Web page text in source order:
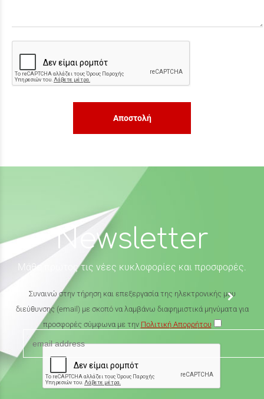
Αποστολή
Newsletter
Μάθε πρώτος τις νέες κυκλοφορίες και προσφορές.
Συναινώ στην τήρηση και επεξεργασία της ηλεκτρονικής μου
διεύθυνσης (email) με σκοπό να λαμβάνω διαφημιστικά μηνύματα για
προσφορές σύμφωνα με την Πολιτική Απορρήτου